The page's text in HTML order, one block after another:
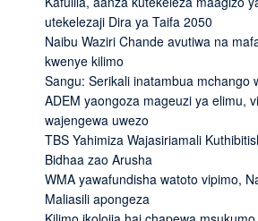
utekelezaji Dira ya Taifa 2050
Naibu Waziri Chande avutiwa na
kwenye kilimo
Sangu: Serikali inatambua mchango
ADEM yaongoza mageuzi ya elimu,
wajengewa uwezo
TBS Yahimiza Wajasiriamali
Bidhaa zao Arusha
WMA yawafundisha watoto vipimo,
Maliasili apongeza